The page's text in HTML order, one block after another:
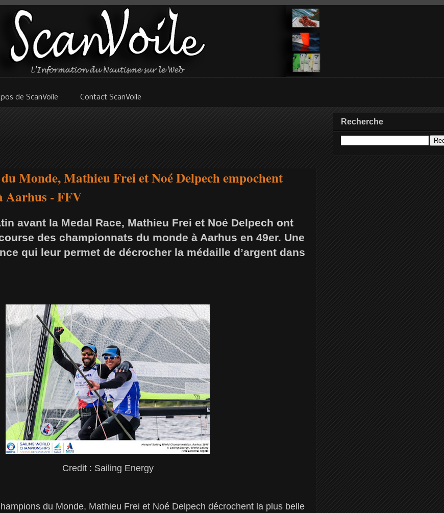
de ScanVoile Contact ScanVoile
Monde, Mathieu Frei et Noé Delpech empochent
Aarhus - FFV
avant la Medal Race, Mathieu Frei et Noé Delpech ont
des championnats du monde à Aarhus en 49er. Une
qui leur permet de décrocher la médaille d’argent dans
Credit : Sailing Energy
du Monde, Mathieu Frei et Noé Delpech décrochent la plus belle
Recherche